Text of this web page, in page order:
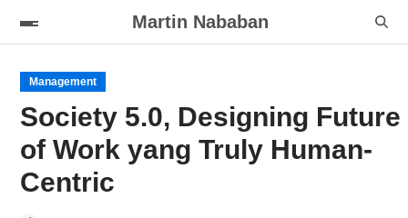
Martin Nababan
Management
Society 5.0, Designing Future
of Work yang Truly Human-
Centric